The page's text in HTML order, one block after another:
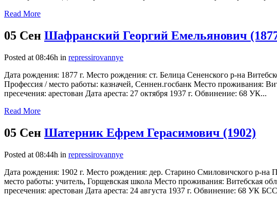
Read More
05 Сен Шафранский Георгий Емельянович
Posted at 08:46h in repressirovannye
Дата рождения: 1877 г. Место рождения: ст. Белица Сененского р-на
Профессия / место работы: казначей, Сеннен.госбанк Место проживания:
пресечения: арестован Дата ареста: 27 октября 1937 г. Обвинение: 68 УК...
Read More
05 Сен Шатерник Ефрем Герасимович (1902)
Posted at 08:44h in repressirovannye
Дата рождения: 1902 г. Место рождения: дер. Старино Смиловичского р-на
место работы: учитель, Горщевская школа Место проживания: Витебская
пресечения: арестован Дата ареста: 24 августа 1937 г. Обвинение: 68 УК